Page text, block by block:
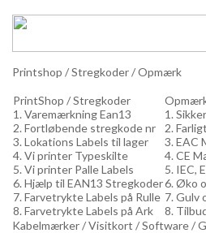
Printshop / Stregkoder / Opmærk
PrintShop / Stregkoder
1. Varemærkning Ean13
2. Fortløbende stregkode nr
3. Lokations Labels til lager
4. Vi printer Typeskilte
5. Vi printer Palle Labels
6. Hjælp til EAN13 Stregkoder
7. Farvetrykte Labels på Rulle
8. Farvetrykte Labels på Ark
1.
2.
3. EAC
4. CE
5. IEC,
6. Øko
7. Gulv
8.
Kabelmærker / Visitkort / Software /